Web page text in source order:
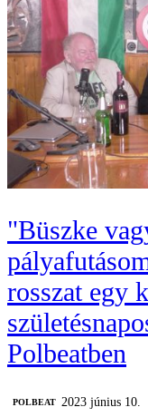
"Büszke
rosszat egy
Polbeatben
‎POLBEAT 2023 június 10.